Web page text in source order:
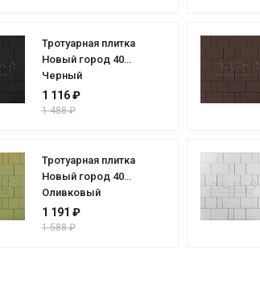
Тротуарная плитка
Новый город 40
Черный
1 116 ₽
1 488 ₽
Тротуарная плитка
Новый город 40
Оливковый
1 191 ₽
1 588 ₽